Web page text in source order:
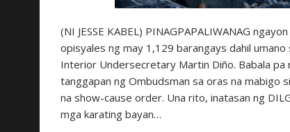
(NI JESSE KABEL) PINAGPAPALIWANAG
opisyales ng may 1,129 barangays dahil
Interior Undersecretary Martin Diño. Babala pa
tanggapan ng Ombudsman sa oras na mabigo
na show-cause order. Una rito, inatasan ng
mga karating bayan…